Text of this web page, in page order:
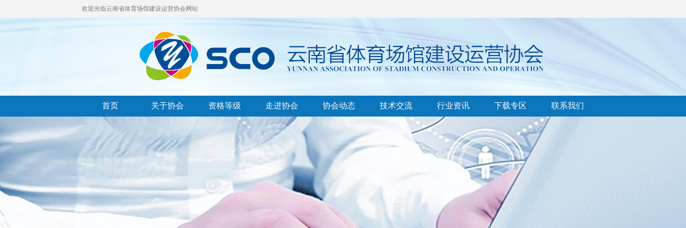
欢迎光临云南省体育场馆建设运营协会网站
首页 关于协会 资格等级 走进协会 协会动态 技术交流 行业资讯 下载专区 联系我们